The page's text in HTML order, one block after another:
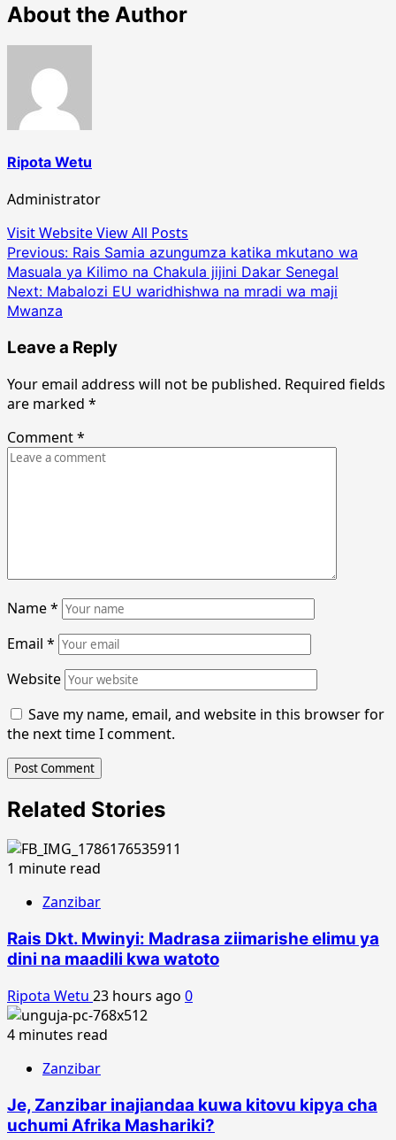
About the Author
Ripota Wetu
Administrator
Visit WebsiteView All Posts
Post
navigation
Previous: Rais Samia azungumza katika mkutano wa
Masuala ya Kilimo na Chakula jijini Dakar Senegal
Next: Mabalozi EU waridhishwa na mradi wa maji
Mwanza
Leave a Reply
Your email address will not be published. Required fields
are marked *
Comment*
Name*
Email *
Website
Save my name, email, and website in this browser for
the next time I comment.
Related Stories
1 minute read
Zanzibar
Rais Dkt. Mwinyi: Madrasa ziimarishe elimu ya
dini na maadili kwa watoto
Ripota Wetu 23 hours ago 0
4 minutes read
Zanzibar
Je, Zanzibar inajiandaa kuwa kitovu kipya cha
uchumi Afrika Mashariki?